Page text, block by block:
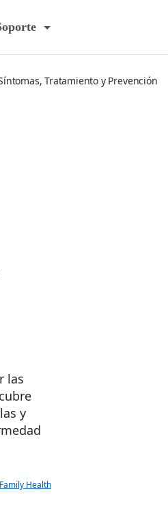
Tratamiento y Prevención
las
y
Health